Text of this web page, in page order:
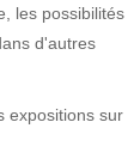
les possibilités
d'autres
expositions sur